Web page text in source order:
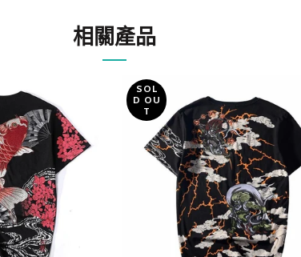
相關產品
SOL
D OU
T